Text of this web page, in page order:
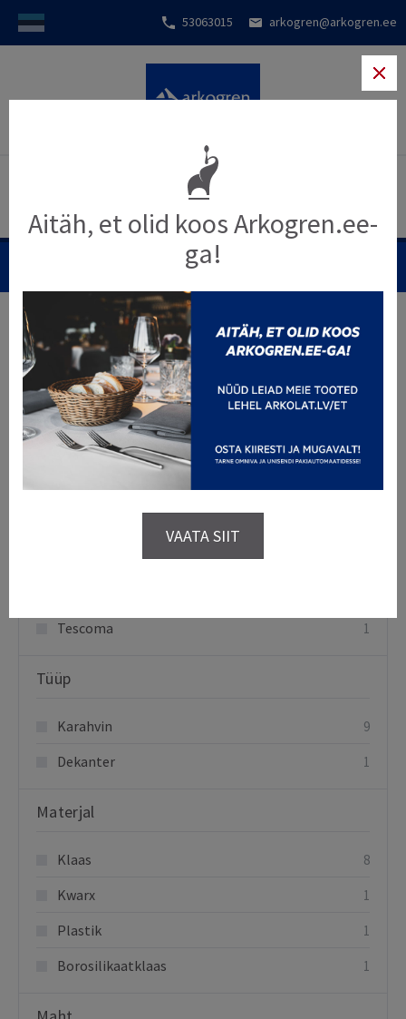
53063015 arkogren@arkogren.ee
Kaupade valimise alus
Kaubamärgid
Arcoroc 5
Chef & Sommelier
Tescoma 1
Tüüp
Karahvin 9
Dekanter 1
Materjal
Klaas 8
Kwarx 1
Plastik 1
Borosilikaatklaas 1
Aitäh, et olid koos Arkogren.ee-
ga!
VAATA SIIT